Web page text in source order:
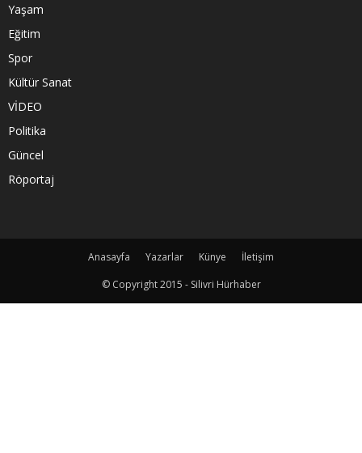
Yaşam
Eğitim
Spor
Kültür Sanat
VİDEO
Politika
Güncel
Röportaj
Anasayfa Yazarlar Künye
İletişim
© Copyright 2015 - Silivri Hürhaber